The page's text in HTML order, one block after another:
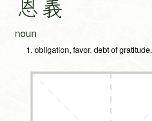
恩義
noun
obligation, favor, debt of gratitude.